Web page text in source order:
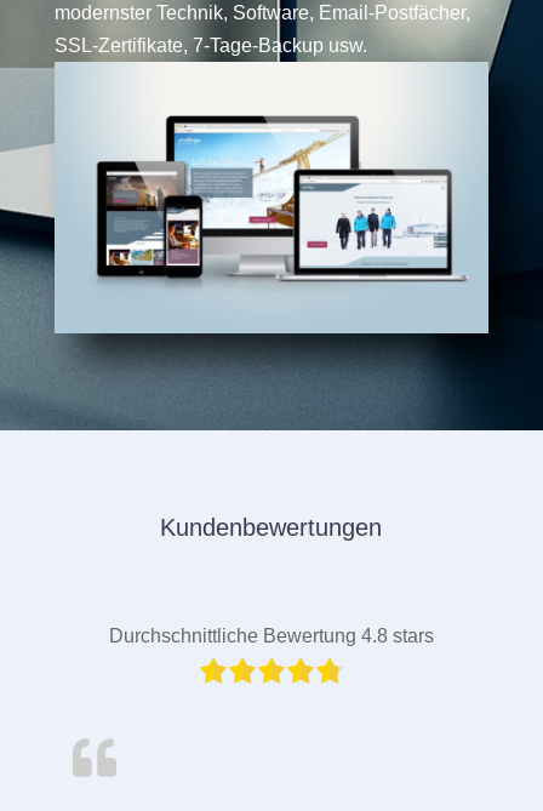
modernster Technik, Software, Email-Postfächer,
SSL-Zertifikate, 7-Tage-Backup usw.
Kundenbewertungen
Durchschnittliche Bewertung 4.8 stars